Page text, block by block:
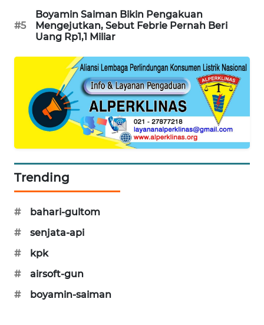
#5
Boyamin Saiman Bikin Pengakuan
Mengejutkan, Sebut Febrie Pernah Beri
Uang Rp1,1 Miliar
Trending
#
bahari-gultom
#
senjata-api
#
kpk
#
airsoft-gun
#
boyamin-saiman
WAHANA
HEALTH
WISATA
LAPAK
WAHANA
Wahana
Network
KONSUMEN
LISTRIK
MASYARAKAT
KELISTRIKAN
WALINKI